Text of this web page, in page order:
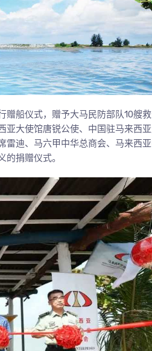
船仪式，赠予大马民防部队10艘
亚大使馆唐锐公使、中国驻马来西
雷迪、马六甲中华总商会、马来西
捐赠仪式。